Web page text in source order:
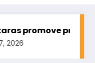
primeira edição da